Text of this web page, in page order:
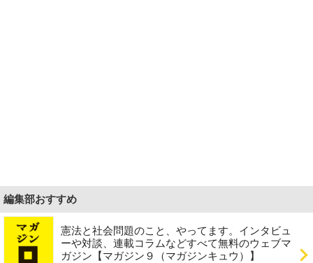
編集部おすすめ
憲法と社会問題のこと、やってます。インタビュ
ーや対談、連載コラムなどすべて無料のウェブマ
ガジン【マガジン９（マガジンキュウ）】